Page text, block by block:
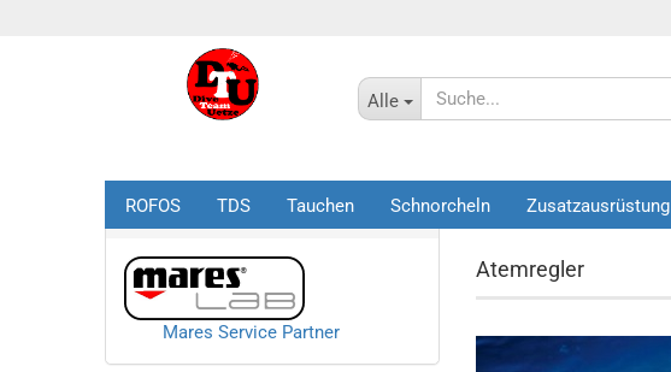
Alle
ROFOS TDS Tauchen Schnorcheln Zusatzausrüstung
Startseite » Tauchen »
Atemregler
Mares Service Partner
Mares Service Partner